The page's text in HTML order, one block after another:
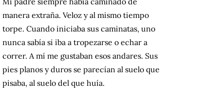
manera extraña. Veloz y al mismo tiempo
torpe. Cuando iniciaba sus caminatas, uno
nunca sabía si iba a tropezarse o echar a
correr. A mí me gustaban esos andares. Sus
pies planos y duros se parecían al suelo que
pisaba, al suelo del que huía.